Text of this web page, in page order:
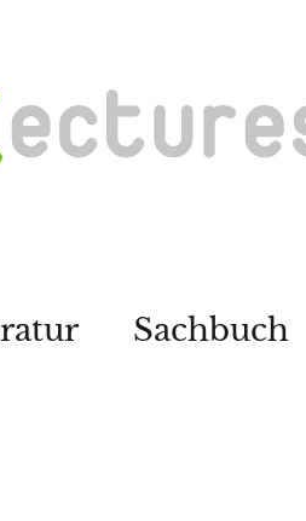
Sachbuch